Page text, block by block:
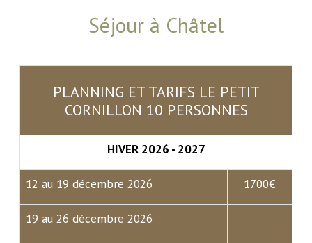
Séjour à Châtel
PLANNING ET TARIFS LE PETIT
CORNILLON 10 PERSONNES
HIVER 2026 - 2027
12 au 19 décembre 2026 1700€
19 au 26 décembre 2026